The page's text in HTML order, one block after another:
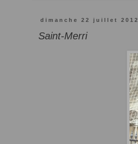
dimanche 22 juillet 2012
Saint-Merri